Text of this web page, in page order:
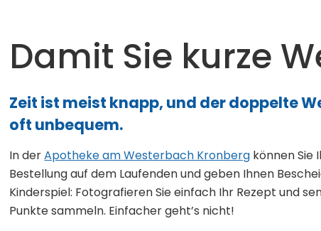
Damit Sie kurze
Zeit ist meist knapp, und der doppelte
oft unbequem.
In derApotheke am Westerbach Kronberg können Sie
Bestellung auf dem Laufenden und geben Ihnen
Kinderspiel: Fotografieren Sie einfach Ihr Rezept und
Punkte sammeln. Einfacher geht’s nicht!